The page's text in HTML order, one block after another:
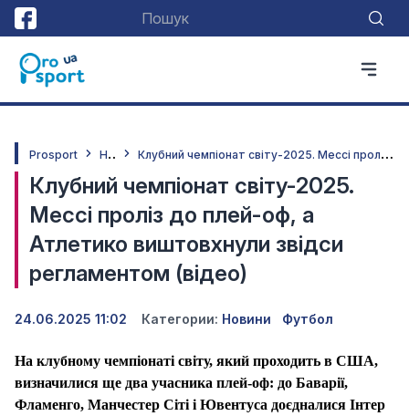
Prosport Н
овини К
лубний чемпіонат світу-2025. Мессі проліз до плей-оф, а Атлетико виштовхнули звідси регламентом (відео)
Клубний чемпіонат світу-2025.
Мессі проліз до плей-оф, а
Атлетико виштовхнули звідси
регламентом (відео)
24.06.2025 11:02 Категории: Новини Футбол
На клубному чемпіонаті світу, який проходить в США,
визначилися ще два учасника плей-оф: до Баварії,
Фламенго, Манчестер Сіті і Ювентуса доєдналися Інтер